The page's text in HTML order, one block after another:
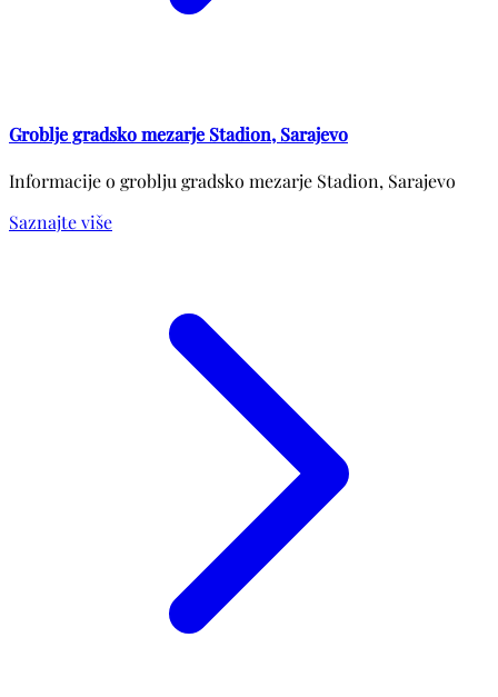
Groblje gradsko mezarje Stadion, Sarajevo
Informacije o groblju gradsko mezarje Stadion, Sarajevo
Saznajte više